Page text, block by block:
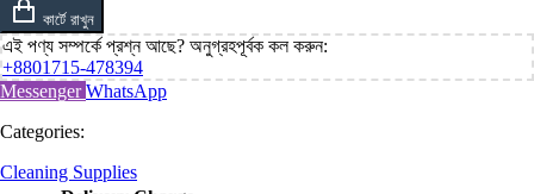
কার্টে রাখুন
এই পণ্য সম্পর্কে প্রশ্ন আছে? অনুগ্রহপূর্বক কল করুন:
+8801715-478394
MessengerWhatsApp
Categories:
Cleaning Supplies